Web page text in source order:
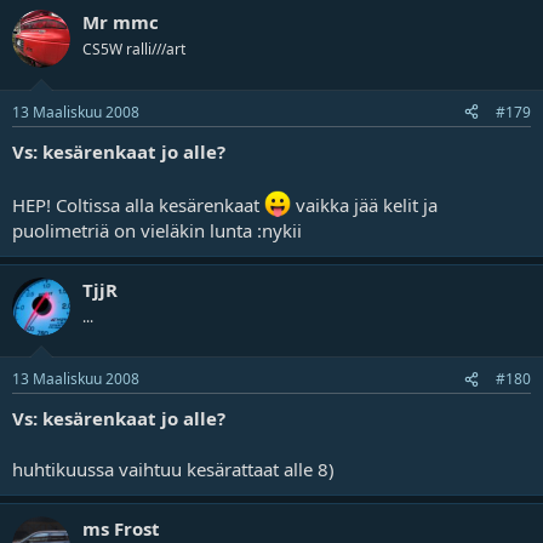
Mr mmc
CS5W ralli///art
13 Maaliskuu 2008 #179
Vs: kesärenkaat jo alle?
HEP! Coltissa alla kesärenkaat
vaikka jää kelit ja
puolimetriä on vieläkin lunta :nykii
TjjR
...
13 Maaliskuu 2008 #180
Vs: kesärenkaat jo alle?
huhtikuussa vaihtuu kesärattaat alle 8)
ms Frost